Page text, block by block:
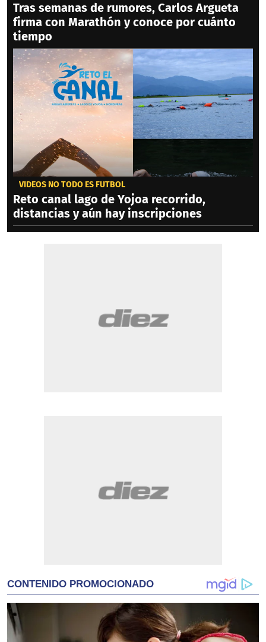
Tras semanas de rumores, Carlos Argueta
firma con Marathón y conoce por cuánto
tiempo
VIDEOS NO TODO ES FÚTBOL
Reto canal lago de Yojoa recorrido,
distancias y aún hay inscripciones